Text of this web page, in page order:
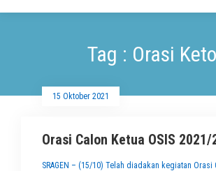
Tag : Orasi
15 Oktober 2021
Orasi Calon Ketua OSIS 2021/
SRAGEN – (15/10) Telah diadakan kegiatan Orasi